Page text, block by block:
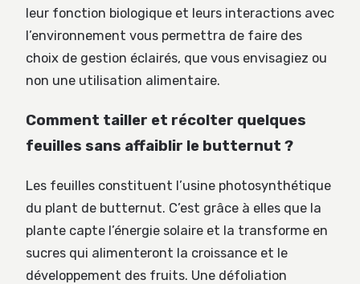
leur fonction biologique et leurs interactions avec
l’environnement vous permettra de faire des
choix de gestion éclairés, que vous envisagiez ou
non une utilisation alimentaire.
Comment tailler et récolter quelques
feuilles sans affaiblir le butternut ?
Les feuilles constituent l’usine photosynthétique
du plant de butternut. C’est grâce à elles que la
plante capte l’énergie solaire et la transforme en
sucres qui alimenteront la croissance et le
développement des fruits. Une défoliation